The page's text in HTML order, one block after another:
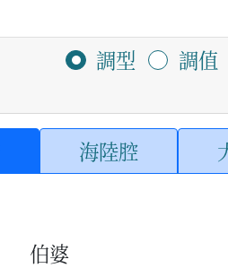
調型 調值
海陸腔
伯婆